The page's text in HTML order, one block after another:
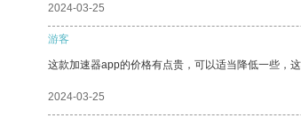
2024-03-25
游客
这款加速器app的价格有点贵，可以适当降低一些，这
2024-03-25